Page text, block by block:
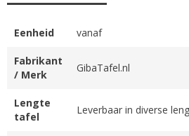
Eenheid vanaf
Fabrikant
/ Merk
GibaTafel.nl
Lengte
tafel
Leverbaar in diverse